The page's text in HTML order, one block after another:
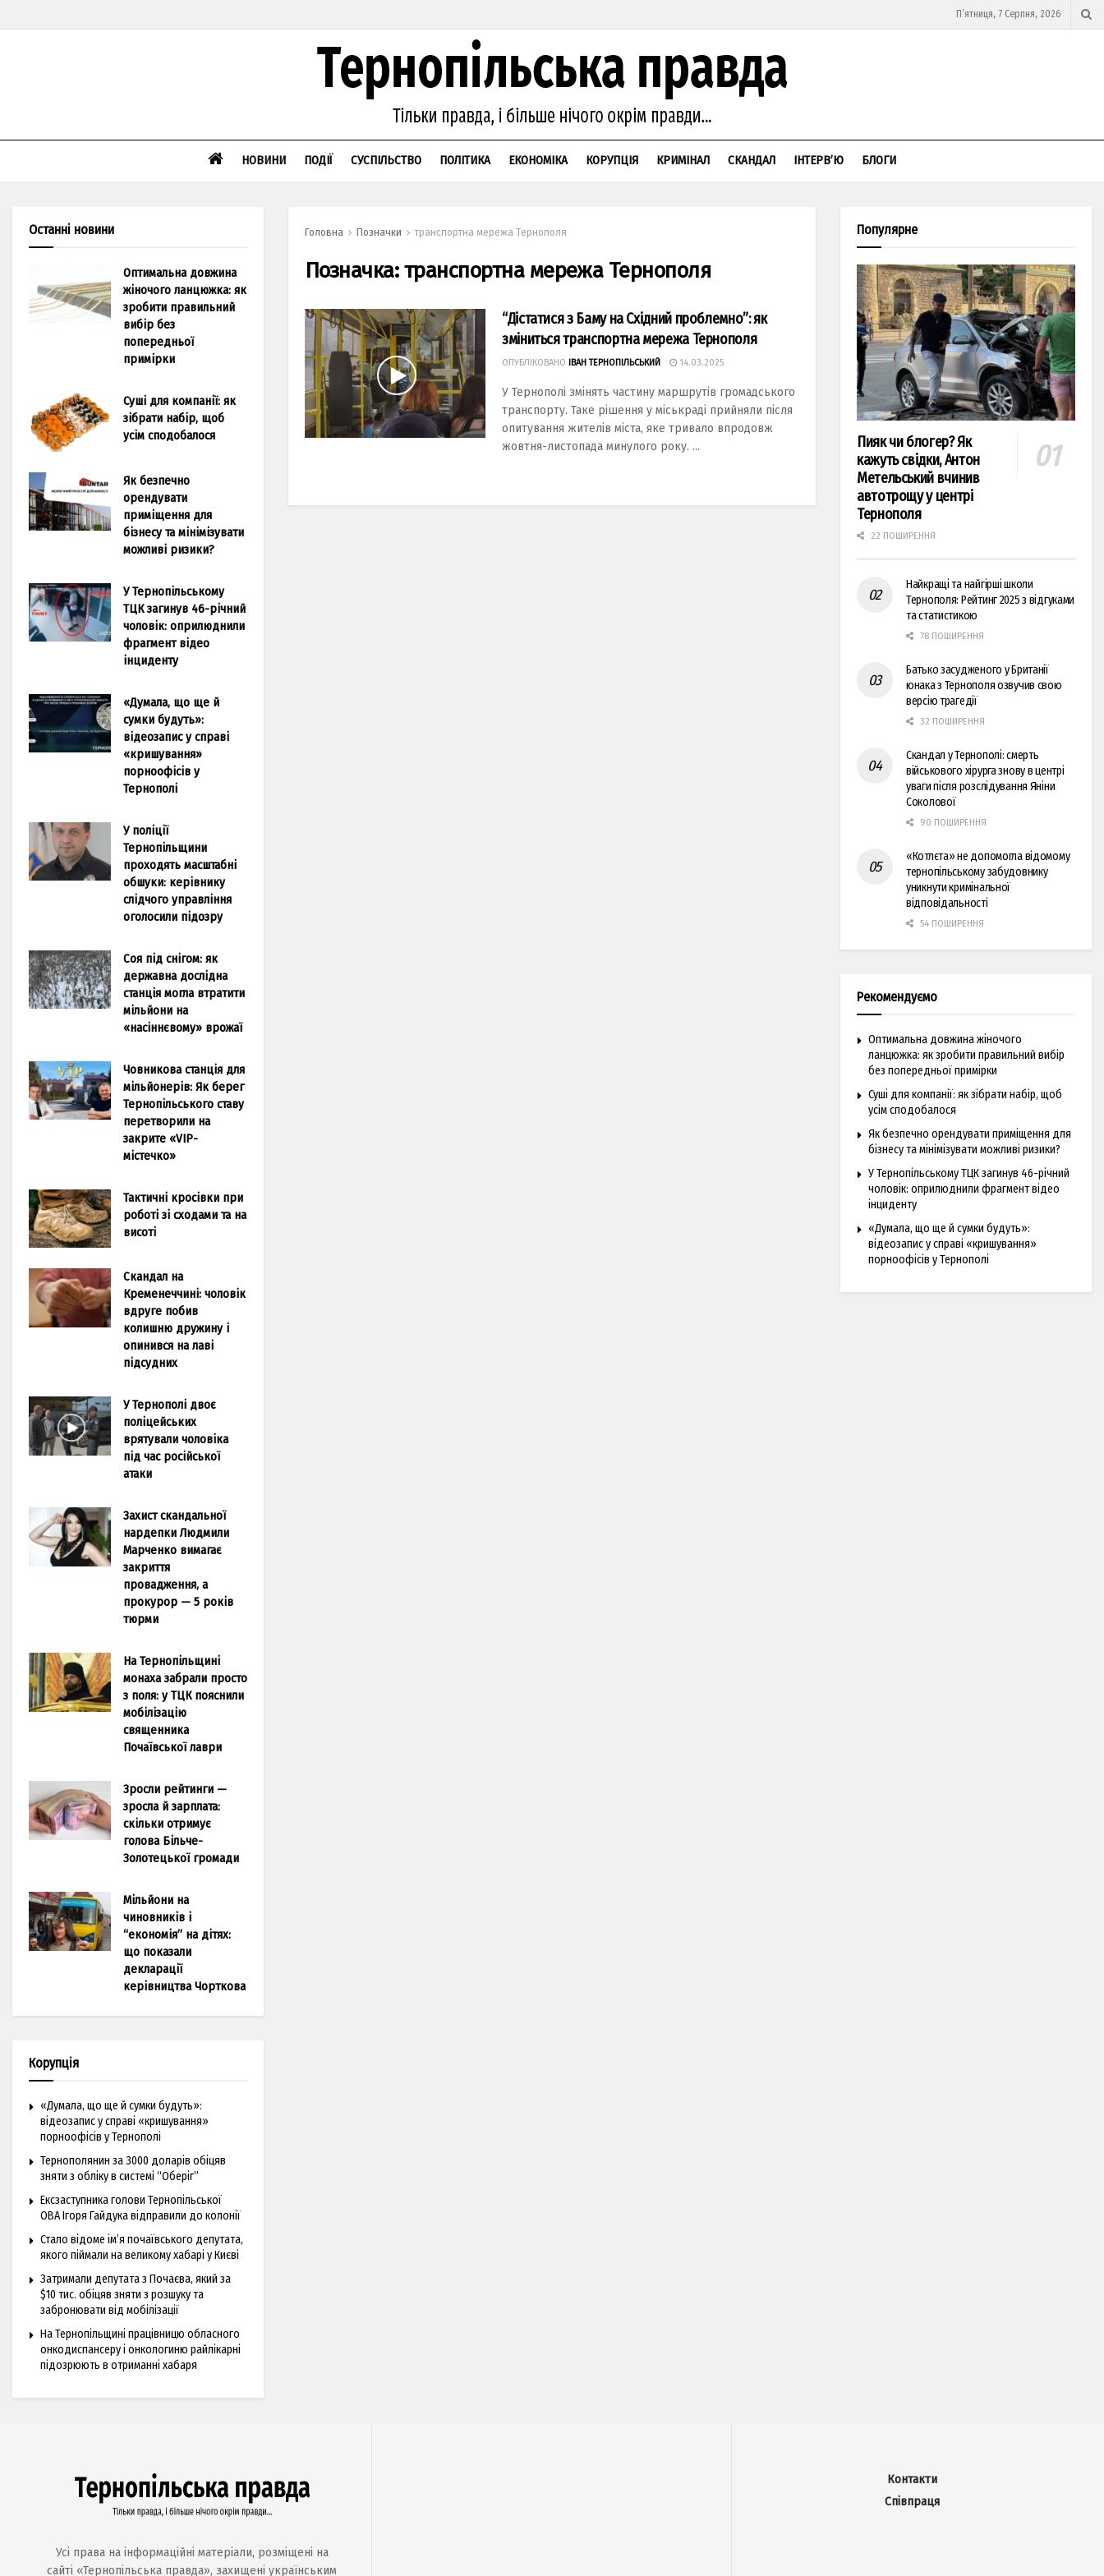
П’ятниця, 7 Серпня, 2026
НОВИНИ ПОДІЇ СУСПІЛЬСТВО ПОЛІТИКА ЕКОНОМІКА КОРУПЦІЯ КРИМІНАЛ СКАНДАЛ ІНТЕРВ’Ю БЛОГИ
Головна Позначки транспортна мережа Тернополя
Позначка:транспортна мережа Тернополя
“Дістатися з Баму на Східний проблемно”: як
зміниться транспортна мережа Тернополя
ОПУБЛІКОВАНО ІВАН ТЕРНОПІЛЬСЬКИЙ 14.03.2025
У Тернополі змінять частину маршрутів громадського
транспорту. Таке рішення у міськраді прийняли після
опитування жителів міста, яке тривало впродовж
жовтня-листопада минулого року. ...
Останні новини
Оптимальна довжина
жіночого ланцюжка: як
зробити правильний
вибір без
попередньої
примірки
Суші для компанії: як
зібрати набір, щоб
усім сподобалося
Як безпечно
орендувати
приміщення для
бізнесу та мінімізувати
можливі ризики?
У Тернопільському
ТЦК загинув 46-річний
чоловік: оприлюднили
фрагмент відео
інциденту
«Думала, що ще й
сумки будуть»:
відеозапис у справі
«кришування»
порноофісів у
Тернополі
У поліції
Тернопільщини
проходять масштабні
обшуки: керівнику
слідчого управління
оголосили підозру
Соя під снігом: як
державна дослідна
станція могла втратити
мільйони на
«насіннєвому» врожаї
Човникова станція для
мільйонерів: Як берег
Тернопільського ставу
перетворили на
закрите «VIP-
містечко»
Тактичні кросівки при
роботі зі сходами та на
висоті
Скандал на
Кременеччині: чоловік
вдруге побив
колишню дружину і
опинився на лаві
підсудних
У Тернополі двоє
поліцейських
врятували чоловіка
під час російської
атаки
Захист скандальної
нардепки Людмили
Марченко вимагає
закриття
провадження, а
прокурор — 5 років
тюрми
На Тернопільщині
монаха забрали просто
з поля: у ТЦК пояснили
мобілізацію
священника
Почаївської лаври
Зросли рейтинги —
зросла й зарплата:
скільки отримує
голова Більче-
Золотецької громади
Мільйони на
чиновників і
“економія” на дітях:
що показали
декларації
керівництва Чорткова
Корупція
«Думала, що ще й сумки будуть»:
відеозапис у справі «кришування»
порноофісів у Тернополі
Тернополянин за 3000 доларів обіцяв
зняти з обліку в системі “Оберіг”
Ексзаступника голови Тернопільської
ОВА Ігоря Гайдука відправили до колонії
Стало відоме ім’я почаївського депутата,
якого піймали на великому хабарі у Києві
Затримали депутата з Почаєва, який за
$10 тис. обіцяв зняти з розшуку та
забронювати від мобілізації
На Тернопільщині працівницю обласного
онкодиспансеру і онкологиню райлікарні
підозрюють в отриманні хабаря
Популярне
Пияк чи блогер? Як
кажуть свідки, Антон
Метельський вчинив
автотрощу у центрі
Тернополя
22 ПОШИРЕННЯ
Найкращі та найгірші школи
Тернополя: Рейтинг 2025 з відгуками
та статистикою
78 ПОШИРЕННЯ
Батько засудженого у Британії
юнака з Тернополя озвучив свою
версію трагедії
32 ПОШИРЕННЯ
Скандал у Тернополі: смерть
військового хірурга знову в центрі
уваги після розслідування Яніни
Соколової
90 ПОШИРЕННЯ
«Котлєта» не допомогла відомому
тернопільському забудовнику
уникнути кримінальної
відповідальності
54 ПОШИРЕННЯ
Рекомендуємо
Оптимальна довжина жіночого
ланцюжка: як зробити правильний вибір
без попередньої примірки
Суші для компанії: як зібрати набір, щоб
усім сподобалося
Як безпечно орендувати приміщення для
бізнесу та мінімізувати можливі ризики?
У Тернопільському ТЦК загинув 46-річний
чоловік: оприлюднили фрагмент відео
інциденту
«Думала, що ще й сумки будуть»:
відеозапис у справі «кришування»
порноофісів у Тернополі
Усі права на інформаційні матеріали, розміщені на
сайті «Тернопільська правда», захищені українським
Контакти
Співпраця